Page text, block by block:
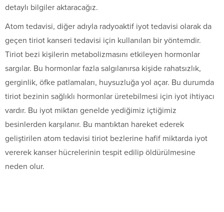
detaylı bilgiler aktaracağız.
Atom tedavisi, diğer adıyla radyoaktif iyot tedavisi olarak da
geçen tiriot kanseri tedavisi için kullanılan bir yöntemdir.
Tiriot bezi kişilerin metabolizmasını etkileyen hormonlar
sargılar. Bu hormonlar fazla salgılanırsa kişide rahatsızlık,
gerginlik, öfke patlamaları, huysuzluğa yol açar. Bu durumda
tiriot bezinin sağlıklı hormonlar üretebilmesi için iyot ihtiyacı
vardır. Bu iyot miktarı genelde yediğimiz içtiğimiz
besinlerden karşılanır. Bu mantıktan hareket ederek
geliştirilen atom tedavisi tiriot bezlerine hafif miktarda iyot
vererek kanser hücrelerinin tespit edilip öldürülmesine
neden olur.